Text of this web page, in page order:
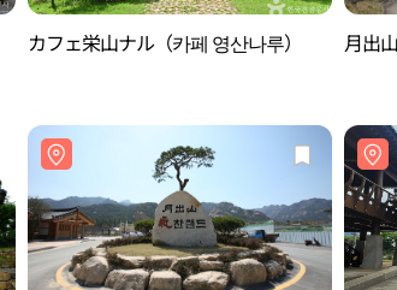
カフェ栄山ナル（카페 영산나루） 月出